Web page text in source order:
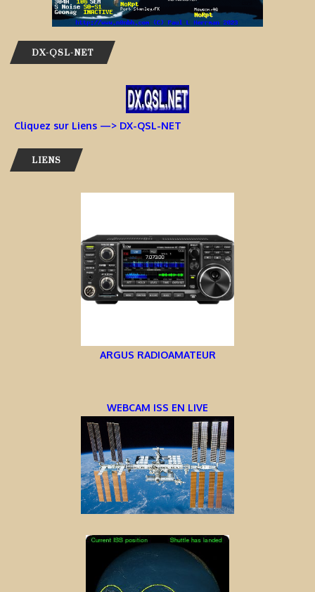
DX-QSL-NET
Cliquez sur Liens —> DX-QSL-NET
LIENS
ARGUS RADIOAMATEUR
WEBCAM ISS EN LIVE